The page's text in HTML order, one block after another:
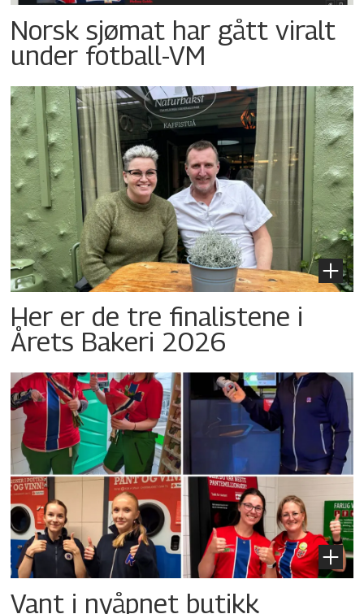
Norsk sjømat har gått viralt
under fotball-VM
Her er de tre finalistene i
Årets Bakeri 2026
Vant i nyåpnet butikk